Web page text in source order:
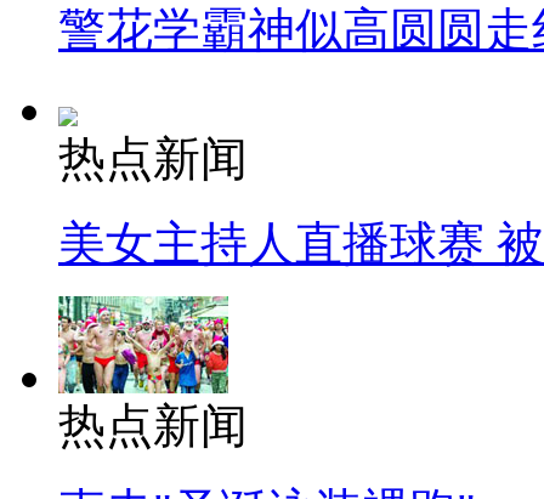
警花学霸神似高圆圆走
热点新闻
美女主持人直播球赛
热点新闻